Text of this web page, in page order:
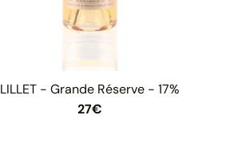
LILLET - Grande Réserve - 17%
27€